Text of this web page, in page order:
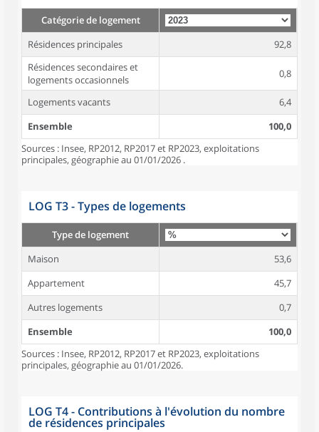
Catégorie de logement
Résidences principales
92,8
Résidences secondaires et
logements occasionnels
0,8
Logements vacants
6,4
Ensemble
100,0
Sources : Insee, RP2012, RP2017 et RP2023, exploitations
principales, géographie au 01/01/2026 .
LOG T3 - Types de logements
Type de logement
Maison
53,6
Appartement
45,7
Autres logements
0,7
Ensemble
100,0
Sources : Insee, RP2012, RP2017 et RP2023, exploitations
principales, géographie au 01/01/2026.
LOG T4 - Contributions à l'évolution du nombre
de résidences principales